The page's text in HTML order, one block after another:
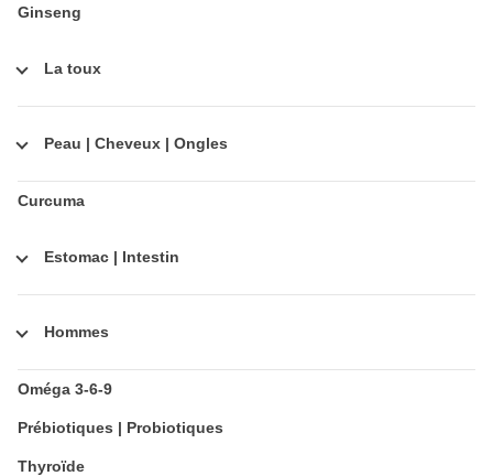
Ginseng
La toux
Peau | Cheveux | Ongles
Curcuma
Estomac | Intestin
Hommes
Oméga 3-6-9
Prébiotiques | Probiotiques
Thyroïde